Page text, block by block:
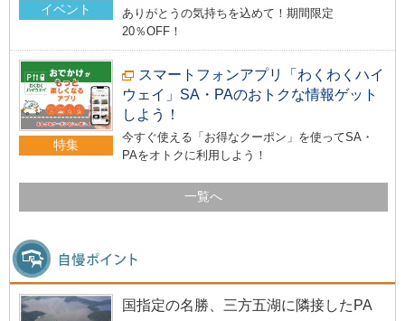
イベント
ありがとうの気持ちを込めて！期間限定
20％OFF！
特集
スマートフォンアプリ「わくわくハイ
ウェイ」SA・PAのおトクな情報ゲット
しよう！
今すぐ使える「お得なクーポン」を使ってSA・
PAをオトクに利用しよう！
一覧へ
国指定の名勝、三方五湖に隣接したPA